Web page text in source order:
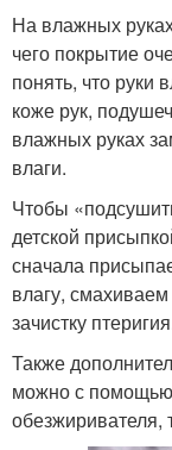
На влажных
чего покрытие
понять, что руки
коже рук,
влажных руках
влаги.
Чтобы
детской
сначала
влагу,
зачистку
Также
можно с помощью
обезжиривателя,